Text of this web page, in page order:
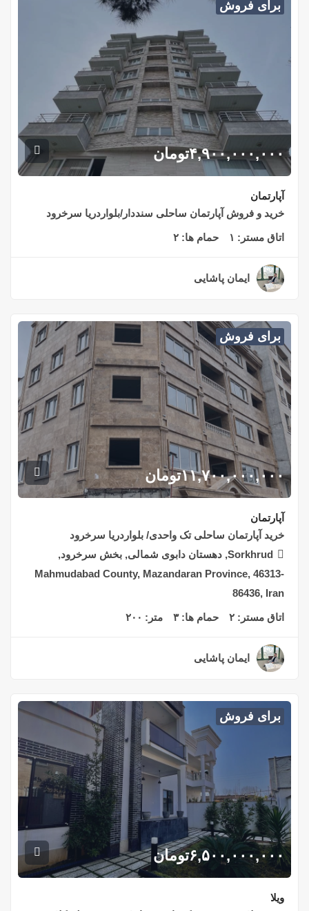
برای فروش
۴,۹۰۰,۰۰۰,۰۰۰تومان
آپارتمان
خرید و فروش آپارتمان ساحلی سنددار/بلواردریا سرخرود
اتاق مستر: ۱ حمام ها: ۲
ایمان پاشایی
برای فروش
۱۱,۷۰۰,۰۰۰,۰۰۰تومان
آپارتمان
خرید آپارتمان ساحلی تک واحدی/ بلواردریا سرخرود
Sorkhrud, دهستان دابوی شمالی, بخش سرخرود,
Mahmudabad County, Mazandaran Province, 46313-
86436, Iran
اتاق مستر: ۲ حمام ها:۳ متر: ۲۰۰
ایمان پاشایی
برای فروش
۶,۵۰۰,۰۰۰,۰۰۰تومان
ویلا